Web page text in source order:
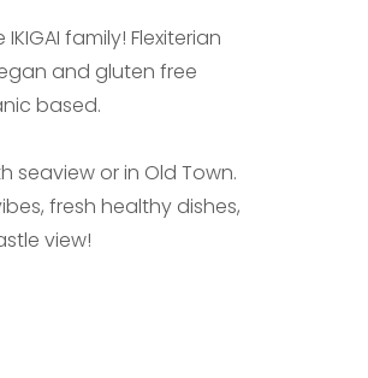
IKIGAI family! Flexiterian
and gluten free
based.
seaview or in Old Town.
fresh healthy dishes,
view!